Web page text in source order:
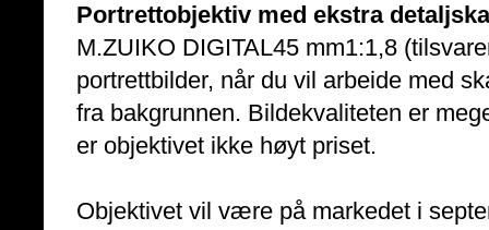
Portrettobjektiv med ekstra
M.ZUIKO DIGITAL45 mm1:1,8
portrettbilder, når du vil arbeide med
fra bakgrunnen. Bildekvaliteten er
er objektivet ikke høyt priset.
Objektivet vil være på markedet i